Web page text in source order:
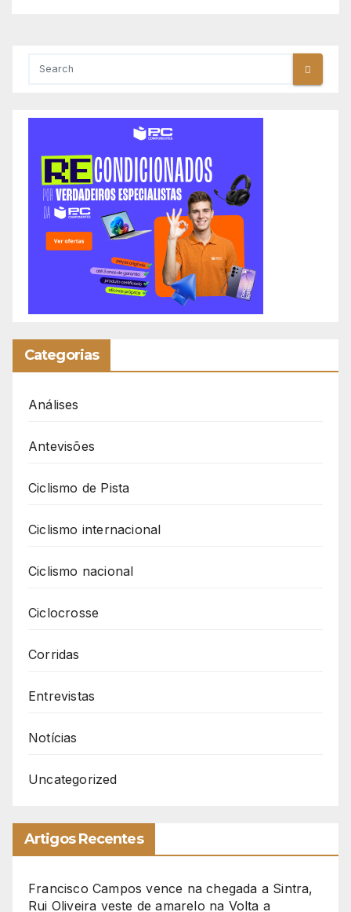
Categorias
Análises
Antevisões
Ciclismo de Pista
Ciclismo internacional
Ciclismo nacional
Ciclocrosse
Corridas
Entrevistas
Notícias
Uncategorized
Artigos Recentes
Francisco Campos vence na chegada a Sintra,
Rui Oliveira veste de amarelo na Volta a